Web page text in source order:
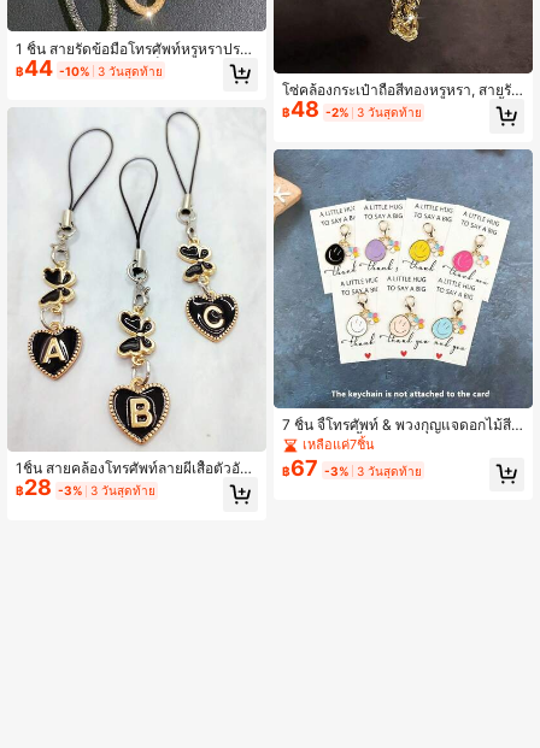
1 ชิ้น สายรัดข้อมือโทรศัพท์หรูหราประดั
บเพชรเทียม พร้อมหัวเข็มขัดรูปหัวใจโล
หะ, พวงกุญแจเพชรประกายประณีต, โซ่
฿44 -10% 3 วันสุดท้าย
1ชิ้น สายคล้องโทรศัพท์ลายผีเสื้อตัวอัก
ษร 26 ตัวสีดำและทองสไตล์มินิมอล, ขอ
งขวัญคู่รักส่วนบุคคลที่หรูหรา
฿28 -3% 3 วันสุดท้าย
โซ่คล้องกระเป๋าถือสีทองหรูหรา, สายรัด
ข้อมือ, เคสโทรศัพท์, พวงกุญแจรถ, จี้ห้อ
ยกระเป๋า เข้ากันได้กับ Android และสม
ครอบครัว, เพื่อน, วันเกิด, โซ่คล้องโทรศั
พท์สำหรับวันหยุด
฿48 -2% 3 วันสุดท้าย
7 ชิ้น จี้โทรศัพท์ & พวงกุญแจดอกไม้สีสั
นสดใสหน้ายิ้มมีความสุข เหมาะสำหรับ
ใครก็ตามที่ต้องการแสดงความขอบคุณ
ของขวัญเล็กๆ ที่ใช้ได้ทั่วไป เหมาะสำห
เหลือแค่7ชิ้น
฿67 -3% 3 วันสุดท้าย